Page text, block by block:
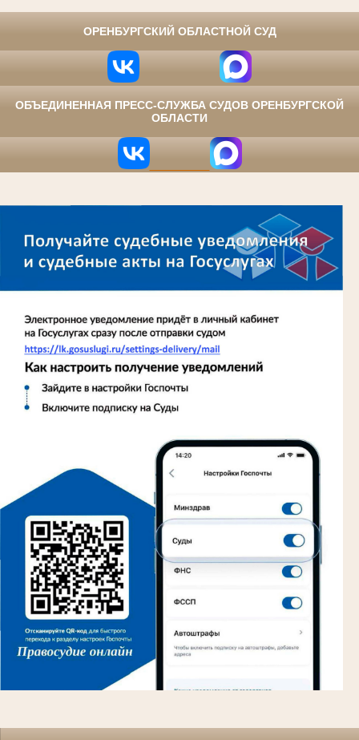
ОРЕНБУРГСКИЙ ОБЛАСТНОЙ СУД
ОБЪЕДИНЕННАЯ ПРЕСС-СЛУЖБА СУДОВ ОРЕНБУРГСКОЙ
ОБЛАСТИ